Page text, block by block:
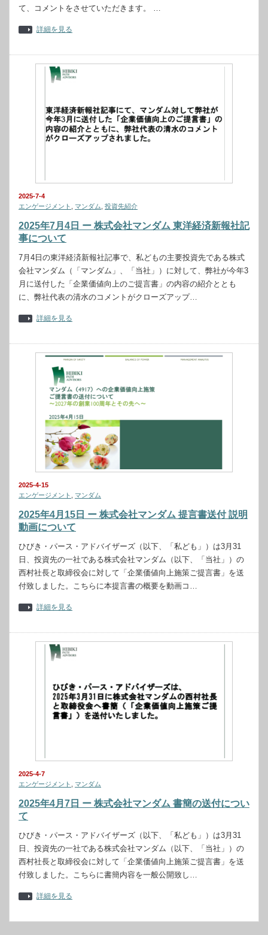
て、コメントをさせていただきます。 …
詳細を見る
2025-7-4
エンゲージメント
マンダム 投資先紹介
2025年7月4日 ー 株式会社マンダム 東洋経済新報社記
事について
7月4日の東洋経済新報社記事で、私どもの主要投資先である株式
会社マンダム（「マンダム」、「当社」）に対して、弊社が今年3
月に送付した「企業価値向上のご提言書」の内容の紹介ととも
に、弊社代表の清水のコメントがクローズアップ…
詳細を見る
2025-4-15
エンゲージメント
マンダム
2025年4月15日 ー 株式会社マンダム 提言書送付 説明
動画について
ひびき・パース・アドバイザーズ（以下、「私ども」）は3月31
日、投資先の一社である株式会社マンダム（以下、「当社」）の
西村社長と取締役会に対して「企業価値向上施策ご提言書」を送
付致しました。こちらに本提言書の概要を動画コ…
詳細を見る
2025-4-7
エンゲージメント
マンダム
2025年4月7日 ー 株式会社マンダム 書簡の送付につい
て
ひびき・パース・アドバイザーズ（以下、「私ども」）は3月31
日、投資先の一社である株式会社マンダム（以下、「当社」）の
西村社長と取締役会に対して「企業価値向上施策ご提言書」を送
付致しました。こちらに書簡内容を一般公開致し…
詳細を見る